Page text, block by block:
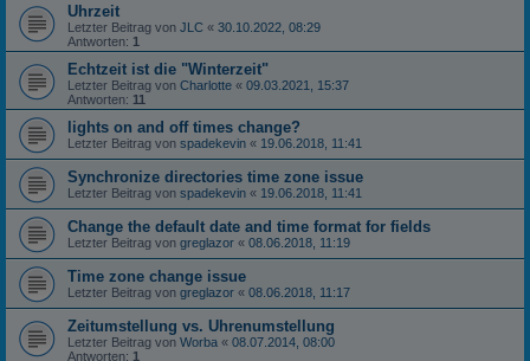
Uhrzeit
Letzter Beitrag von JLC « 30.10.2022, 08:29
Antworten: 1
Echtzeit ist die "Winterzeit"
Letzter Beitrag von Charlotte « 09.03.2021, 15:37
Antworten: 11
lights on and off times change?
Letzter Beitrag von spadekevin « 19.06.2018, 11:41
Synchronize directories time zone issue
Letzter Beitrag von spadekevin « 19.06.2018, 11:41
Change the default date and time format for fields
Letzter Beitrag von greglazor « 08.06.2018, 11:19
Time zone change issue
Letzter Beitrag von greglazor « 08.06.2018, 11:17
Zeitumstellung vs. Uhrenumstellung
Letzter Beitrag von Worba « 08.07.2014, 08:00
Antworten: 1